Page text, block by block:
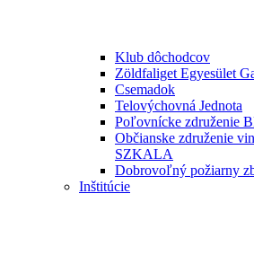
Klub dôchodcov
Zöldfaliget Egyesület
Csemadok
Telovýchovná Jednota
Poľovnícke združenie
Občianske združenie
SZKALA
Dobrovoľný požiarny
Inštitúcie